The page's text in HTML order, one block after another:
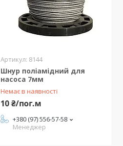
8144
Шнур поліамідний для
насоса 7мм
Немає в наявності
10 ₴/пог.м
+380 (97) 556-57-58
Менеджер